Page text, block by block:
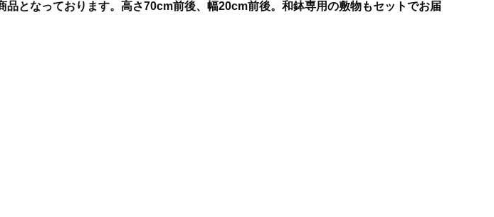
品となっております。高さ70cm前後、幅20cm前後。和鉢専用の敷物もセットでお届